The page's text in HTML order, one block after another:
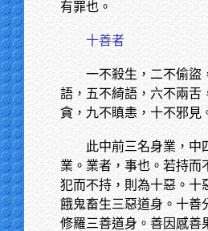
有罪也。
十善者
一不殺生，二不偷盜
語，五不綺語，六不兩舌
貪，九不瞋恚，十不邪見
此中前三名身業，中
業。業者，事也。若持而
犯而不持，則為十惡。十
餓鬼畜生三惡道身。十善
修羅三善道身。善因感善